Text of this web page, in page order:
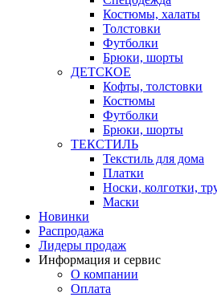
Костюмы, халаты
Толстовки
Футболки
Брюки, шорты
ДЕТСКОЕ
Кофты, толстовки
Костюмы
Футболки
Брюки, шорты
ТЕКСТИЛЬ
Текстиль для дома
Платки
Носки, колготки,
Маски
Новинки
Распродажа
Лидеры продаж
Информация и сервис
О компании
Оплата